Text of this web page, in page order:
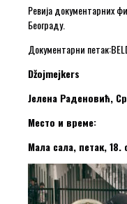
Ревија документарних
Београду.
Документарни
Džojmejkers
Јелена Раденовић,
Место и време:
Мала сала, петак,